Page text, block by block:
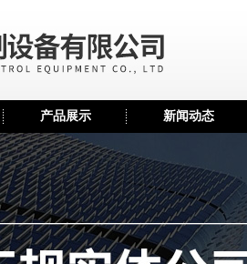
产品展示 新闻动态